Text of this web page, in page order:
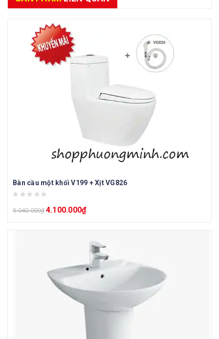
Bàn cầu một khối V199 + Xịt VG826
5.040.000₫ 4.100.000₫